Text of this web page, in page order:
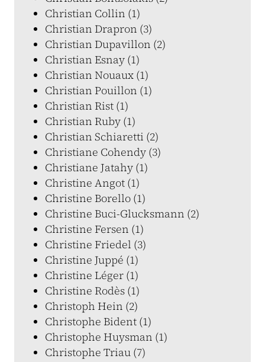
Christian Collin (1)
Christian Drapron (3)
Christian Dupavillon (2)
Christian Esnay (1)
Christian Nouaux (1)
Christian Pouillon (1)
Christian Rist (1)
Christian Ruby (1)
Christian Schiaretti (2)
Christiane Cohendy (3)
Christiane Jatahy (1)
Christine Angot (1)
Christine Borello (1)
Christine Buci-Glucksmann (2)
Christine Fersen (1)
Christine Friedel (3)
Christine Juppé (1)
Christine Léger (1)
Christine Rodès (1)
Christoph Hein (2)
Christophe Bident (1)
Christophe Huysman (1)
Christophe Triau (7)